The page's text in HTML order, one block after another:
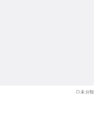
未分類